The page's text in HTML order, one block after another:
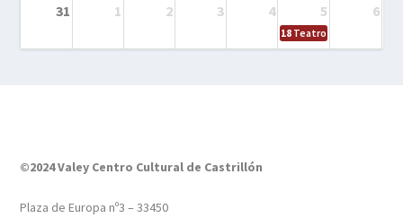
31 1 2 3 4 5 6
18 Teatro – Tres
©2024 Valey Centro Cultural de Castrillón
Plaza de Europa nº3 – 33450